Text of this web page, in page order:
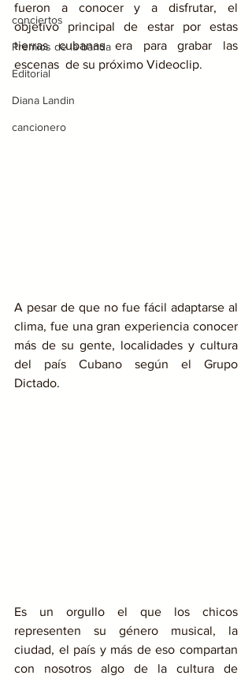
conciertos
Premios de la banda
Editorial
Diana Landin
cancionero
fueron a conocer y a disfrutar, el
objetivo principal de estar por estas
tierras cubanas era para grabar las
escenas  de su próximo Videoclip.
A pesar de que no fue fácil adaptarse al
clima, fue una gran experiencia conocer
más de su gente, localidades y cultura
del país Cubano según el Grupo
Dictado.
Es un orgullo el que los chicos
representen su género musical, la
ciudad, el país y más de eso compartan
con nosotros algo de la cultura de